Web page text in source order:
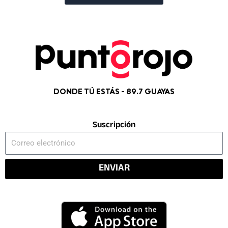
DONDE TÚ ESTÁS - 89.7 GUAYAS
Suscripción
ENVIAR